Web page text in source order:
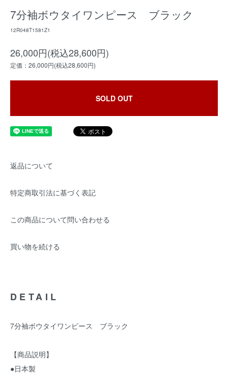
7分袖ボウタイワンピース ブラック
12R048T1581Z1
26,000円(税込28,600円)
定価：26,000円(税込28,600円)
SOLD OUT
返品について
特定商取引法に基づく表記
この商品について問い合わせる
買い物を続ける
DETAIL
7分袖ボウタイワンピース ブラック
【商品説明】
●日本製